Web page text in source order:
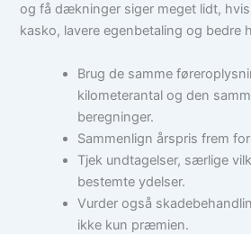
og få dækninger siger meget lidt,
kasko, lavere egenbetaling og bedre
Brug de samme
kilometerantal og den
beregninger.
Sammenlign årspris frem
Tjek undtagelser, særlige
bestemte ydelser.
Vurder også
ikke kun præmien.